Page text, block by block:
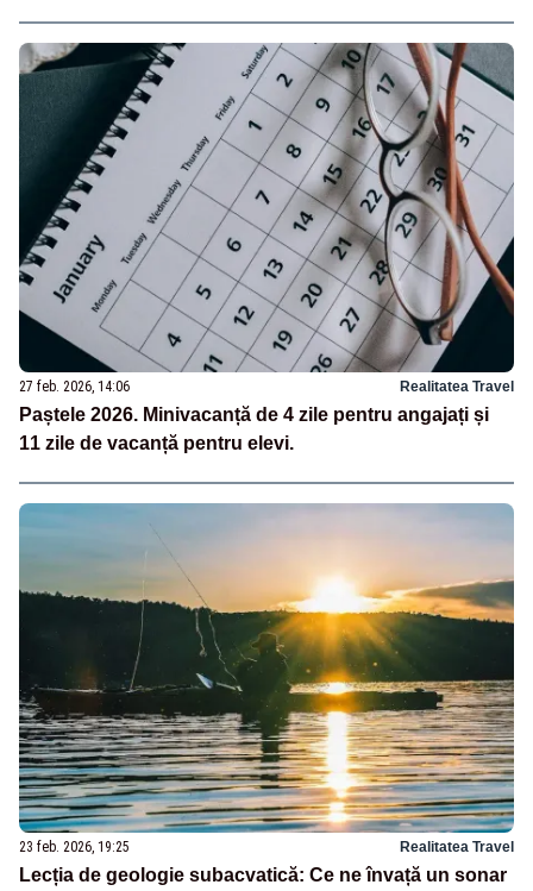
27 feb. 2026, 14:06 Realitatea Travel
Paștele 2026. Minivacanță de 4 zile pentru angajați și
11 zile de vacanță pentru elevi.
23 feb. 2026, 19:25 Realitatea Travel
Lecția de geologie subacvatică: Ce ne învață un sonar